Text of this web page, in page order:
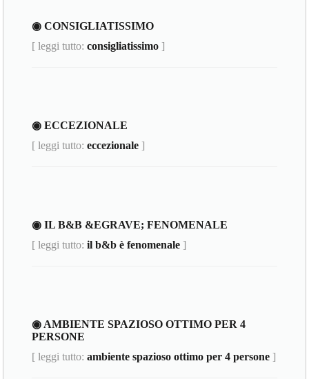
◉ CONSIGLIATISSIMO
[ leggi tutto:consigliatissimo ]
◉ ECCEZIONALE
[ leggi tutto:eccezionale ]
◉ IL B&B &EGRAVE; FENOMENALE
[ leggi tutto:il b&b è fenomenale ]
◉ AMBIENTE SPAZIOSO OTTIMO PER 4
PERSONE
[ leggi tutto:ambiente spazioso ottimo per 4 persone ]